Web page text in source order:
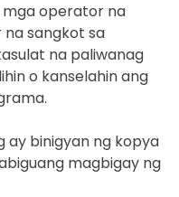
mga operator na
sangkot sa
na paliwanag
o kanselahin ang
ay binigyan ng kopya
magbigay ng